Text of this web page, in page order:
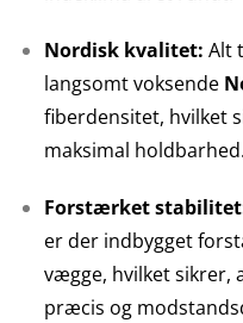
Nordisk kvalitet: Alt
langsomt voksende
fiberdensitet, hvilket
maksimal holdbarhed.
Forstærket
er der indbygget
vægge, hvilket sikrer,
præcis og